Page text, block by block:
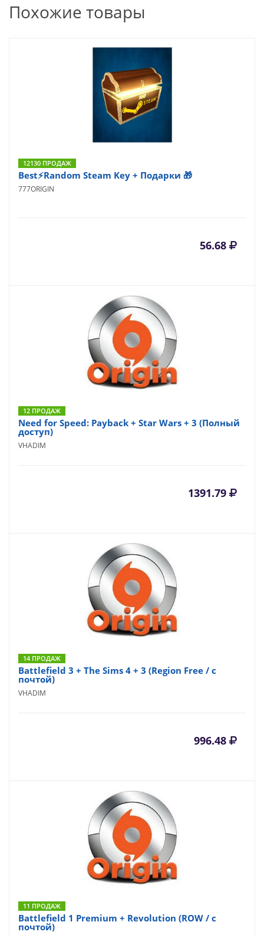
Похожие товары
12130 ПРОДАЖ
Best⚡Random Steam Key + Подарки 🎁
777ORIGIN
56.68
12 ПРОДАЖ
Need for Speed: Payback + Star Wars + 3 (Полный
доступ)
VHADIM
1391.79
14 ПРОДАЖ
Battlefield 3 + The Sims 4 + 3 (Region Free / с
почтой)
VHADIM
996.48
11 ПРОДАЖ
Battlefield 1 Premium + Revolution (ROW / с
почтой)